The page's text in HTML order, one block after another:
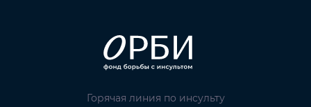
Горячая линия по инсульту